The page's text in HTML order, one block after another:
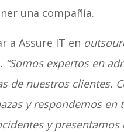
una compañía.
a Assure IT en
“Somos expertos en
de nuestros clientes.
y respondemos en
y presentamos